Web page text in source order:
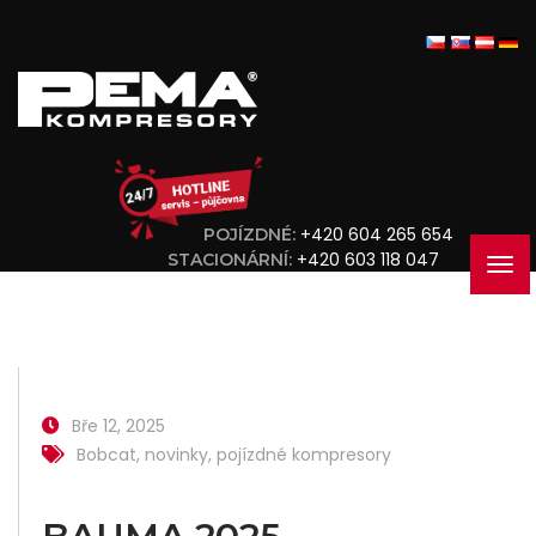
POJÍZDNÉ: +420 604 265 654
STACIONÁRNÍ: +420 603 118 047
Bře 12, 2025
Bobcat, novinky, pojízdné kompresory